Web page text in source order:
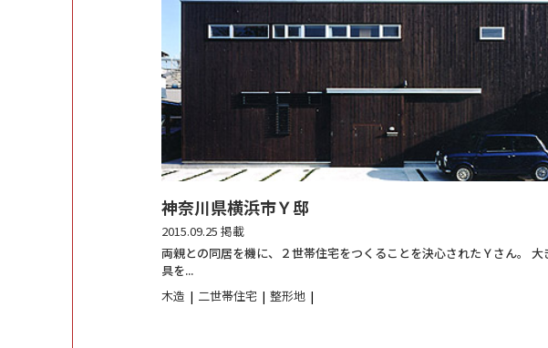
神奈川県横浜市Ｙ邸
2015.09.25 掲載
両親との同居を機に、２世帯住宅をつくることを決心されたＹさん。 大
具を...
木造
二世帯住宅 整形地